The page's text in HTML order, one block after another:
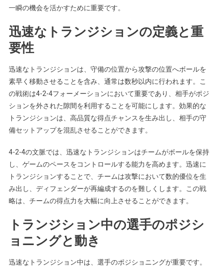
一瞬の機会を活かすために重要です。
迅速なトランジションの定義と重
要性
迅速なトランジションは、守備の位置から攻撃の位置へボールを
素早く移動させることを含み、通常は数秒以内に行われます。こ
の戦術は4-2-4フォーメーションにおいて重要であり、相手がポジ
ションを外された隙間を利用することを可能にします。効果的な
トランジションは、高品質な得点チャンスを生み出し、相手の守
備セットアップを混乱させることができます。
4-2-4の文脈では、迅速なトランジションはチームがボールを保持
し、ゲームのペースをコントロールする能力を高めます。迅速に
トランジションすることで、チームは攻撃において数的優位を生
み出し、ディフェンダーが再編成するのを難しくします。この戦
略は、チームの得点力を大幅に向上させることができます。
トランジション中の選手のポジシ
ョニングと動き
迅速なトランジション中は、選手のポジショニングが重要です。